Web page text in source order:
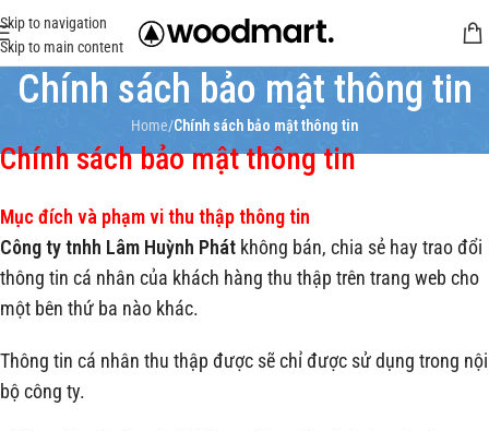
Skip to navigation
Skip to main content
Chính sách bảo mật thông tin
Home/Chính sách bảo mật thông tin
Chính sách bảo mật thông tin
Mục đích và phạm vi thu thập thông tin
Công ty tnhh Lâm Huỳnh Phát không bán, chia sẻ hay trao đổi
thông tin cá nhân của khách hàng thu thập trên trang web cho
một bên thứ ba nào khác.
Thông tin cá nhân thu thập được sẽ chỉ được sử dụng trong nội
bộ công ty.